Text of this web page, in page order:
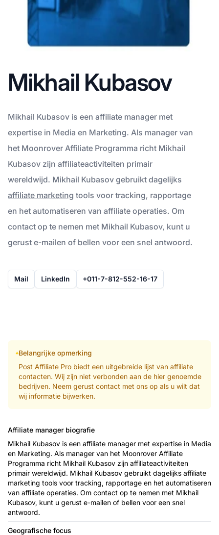
Mikhail Kubasov
Mikhail Kubasov is een affiliate manager met
expertise in Media en Marketing. Als manager van
het Moonrover Affiliate Programma richt Mikhail
Kubasov zijn affiliateactiviteiten primair
wereldwijd. Mikhail Kubasov gebruikt dagelijks
affiliate marketing tools voor tracking, rapportage
en het automatiseren van affiliate operaties. Om
contact op te nemen met Mikhail Kubasov, kunt u
gerust e-mailen of bellen voor een snel antwoord.
Mail LinkedIn +011-7-812-552-16-17
Belangrijke opmerking
Post Affiliate Probiedt een uitgebreide lijst van affiliate
contacten. Wij zijn niet verbonden aan de hier genoemde
bedrijven. Neem gerust contact met ons op als u wilt dat
wij informatie bijwerken.
Affiliate manager biografie
Mikhail Kubasov is een affiliate manager met expertise in Media
en Marketing. Als manager van het Moonrover Affiliate
Programma richt Mikhail Kubasov zijn affiliateactiviteiten
primair wereldwijd. Mikhail Kubasov gebruikt dagelijks affiliate
marketing tools voor tracking, rapportage en het automatiseren
van affiliate operaties. Om contact op te nemen met Mikhail
Kubasov, kunt u gerust e-mailen of bellen voor een snel
antwoord.
Geografische focus